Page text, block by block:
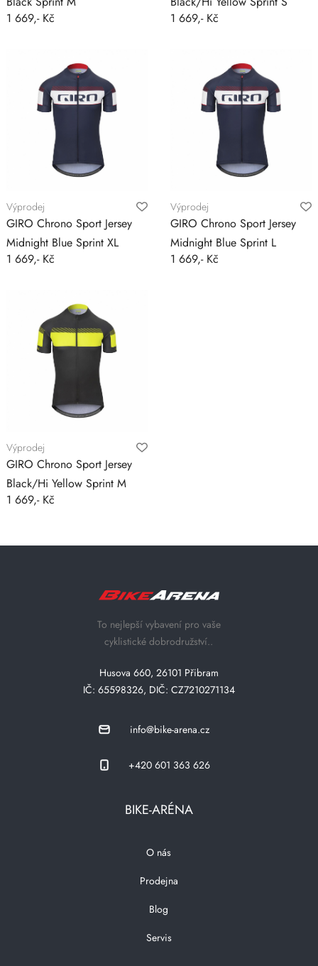
1 669,- Kč
1 669,- Kč
Výprodej
GIRO Chrono Sport Jersey
Midnight Blue Sprint XL
1 669,- Kč
Výprodej
GIRO Chrono Sport Jersey
Midnight Blue Sprint L
1 669,- Kč
Výprodej
GIRO Chrono Sport Jersey
Black/Hi Yellow Sprint M
1 669,- Kč
To nejlepší vybavení pro vaše
cyklistické dobrodružství..
Husova 660, 26101 Přibram
IČ: 65598326, DIČ: CZ7210271134
info@bike-arena.cz
+420 601 363 626
BIKE-ARÉNA
O nás
Prodejna
Blog
Servis